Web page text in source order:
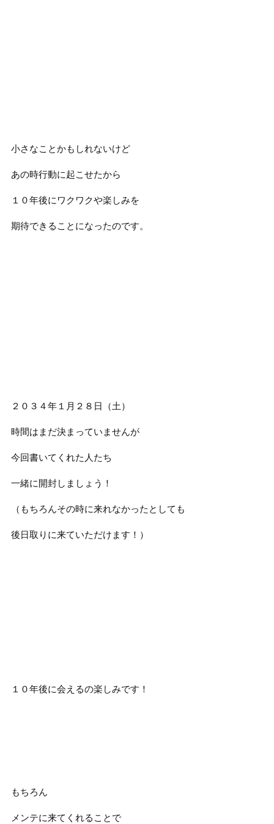
小さなことかもしれないけど
あの時行動に起こせたから
１０年後にワクワクや楽しみを
期待できることになったのです。
２０３４年１月２８日（土）
時間はまだ決まっていませんが
今回書いてくれた人たち
一緒に開封しましょう！
（もちろんその時に来れなかったとしても
後日取りに来ていただけます！）
１０年後に会えるの楽しみです！
もちろん
メンテに来てくれることで